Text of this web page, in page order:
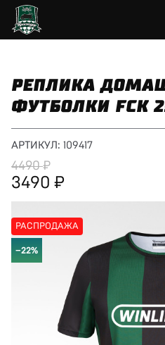
РЕПЛИКА
ФУТБОЛКИ FCK
АРТИКУЛ: 109417
4490
3490
РАСПРОДАЖА
−22%